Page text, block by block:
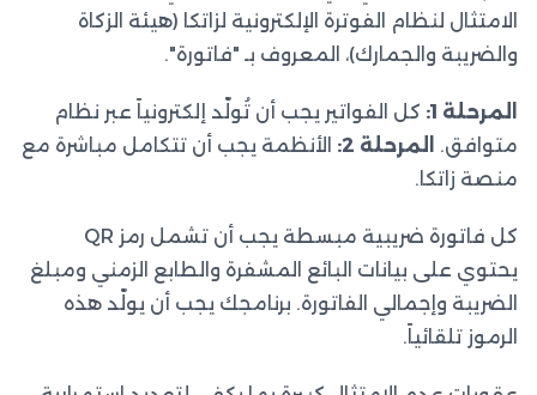
الامتثال لنظام الفوترة الإلكترونية لزاتكا (هيئة الزكاة
والضريبة والجمارك)، المعروف بـ "فاتورة".
المرحلة 1:
كل الفواتير يجب أن تُولّد إلكترونياً عبر نظام
متوافق.
المرحلة 2:
الأنظمة يجب أن تتكامل مباشرة مع
منصة زاتكا.
كل فاتورة ضريبية مبسطة يجب أن تشمل رمز QR
يحتوي على بيانات البائع المشفرة والطابع الزمني ومبلغ
الضريبة وإجمالي الفاتورة. برنامجك يجب أن يولّد هذه
الرموز تلقائياً.